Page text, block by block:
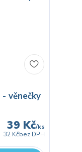
věnečky
39 Kč/ks
32 Kčbez DPH